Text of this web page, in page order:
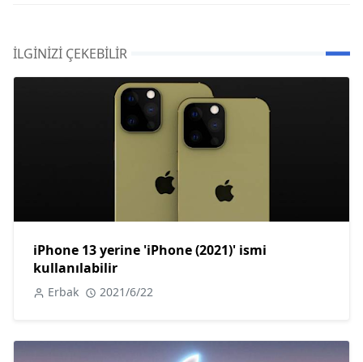
İLGINIZI ÇEKEBILIR
iPhone 13 yerine 'iPhone (2021)' ismi
kullanılabilir
Erbak 2021/6/22